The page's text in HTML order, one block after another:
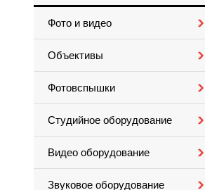
Фото и видео
Объективы
Фотовспышки
Студийное оборудование
Видео оборудование
Звуковое оборудование